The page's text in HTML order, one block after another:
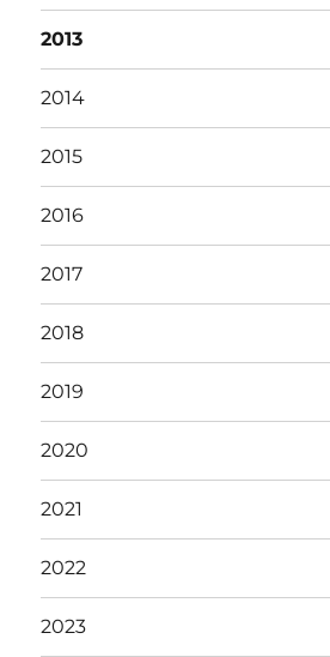
2013
2014
2015
2016
2017
2018
2019
2020
2021
2022
2023